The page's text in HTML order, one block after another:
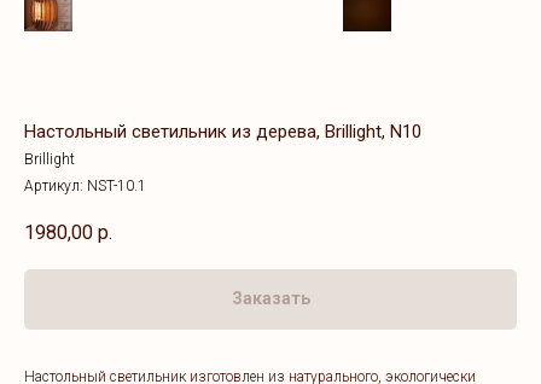
Настольный светильник из дерева, Brillight, N10
Brillight
Артикул: NST-10.1
1980,00 р.
Заказать
Настольный светильник изготовлен из натурального, экологически